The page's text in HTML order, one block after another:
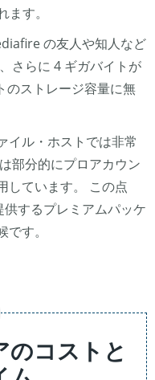
す。
の友人や知人など
さらに 4 ギガバイトが
のストレージ容量に無
イル・ホストでは非常
部分的にプロアカウン
しています。 この点
するプレミアムパッケ
す。
のコストと